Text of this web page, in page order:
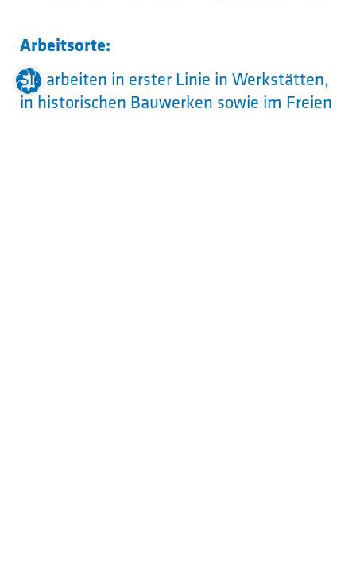
Arbeitsorte:
Sie arbeiten in erster Linie in Werkstätten,
in historischen Bauwerken sowie im Freien